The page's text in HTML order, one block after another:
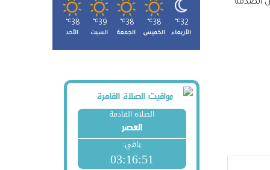
الصدمة
32
℃
الأربعاء
38
℃
الخميس
38
℃
الجمعة
39
℃
السبت
38
℃
الأحد